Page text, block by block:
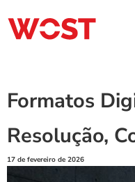
Formatos
Resolução,
17 de fevereiro de 2026